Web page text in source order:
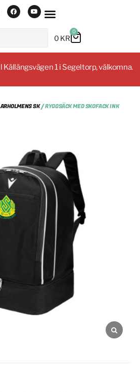
0 KR
0
1 i Segeltorp, välkomna.
SK/ RYGGSÄCK MED SKOFACK INK